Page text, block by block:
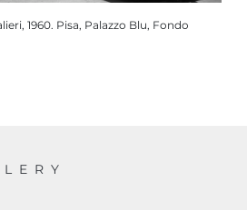
1960. Pisa, Palazzo Blu, Fondo